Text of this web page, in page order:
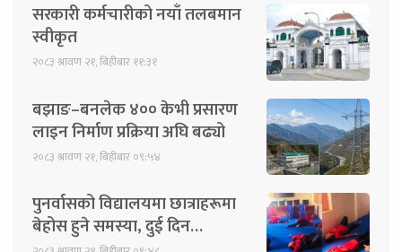
सरकारी कर्मचारीको नयाँ तलबमान
स्वीकृत
२०८३ श्रावण २१, बिहीबार ११:३१
बझाङ–बनलेक ४०० केभी प्रसारण
लाइन निर्माण प्रक्रिया अघि बढ्यो
२०८३ श्रावण २१, बिहीबार ०९:५४
पुनर्वासको विद्यालयमा छात्राहरूमा
बेहोस हुने समस्या, दुई दिन…